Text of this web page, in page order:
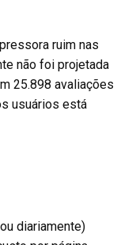
ruim nas
não foi projetada
25.898 avaliações
usuários está
diariamente)